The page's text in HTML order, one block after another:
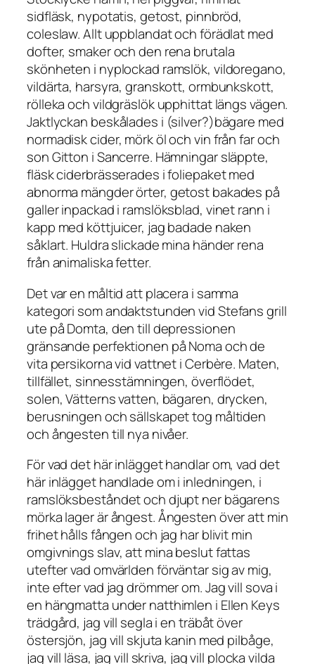
sidfläsk, nypotatis, getost, pinnbröd,
coleslaw. Allt uppblandat och förädlat med
dofter, smaker och den rena brutala
skönheten i nyplockad ramslök, vildoregano,
vildärta, harsyra, granskott, ormbunkskott,
rölleka och vildgräslök upphittat längs vägen.
Jaktlyckan beskålades i (silver?)bägare med
normadisk cider, mörk öl och vin från far och
son Gitton i Sancerre. Hämningar släppte,
fläsk ciderbrässerades i foliepaket med
abnorma mängder örter, getost bakades på
galler inpackad i ramslöksblad, vinet rann i
kapp med köttjuicer, jag badade naken
såklart. Huldra slickade mina händer rena
från animaliska fetter.
Det var en måltid att placera i samma
kategori som andaktstunden vid Stefans grill
ute på Domta, den till depressionen
gränsande perfektionen på Noma och de
vita persikorna vid vattnet i Cerbère. Maten,
tillfället, sinnesstämningen, överflödet,
solen, Vätterns vatten, bägaren, drycken,
berusningen och sällskapet tog måltiden
och ångesten till nya nivåer.
För vad det här inlägget handlar om, vad det
här inlägget handlade om i inledningen, i
ramslöksbeståndet och djupt ner bägarens
mörka lager är ångest. Ångesten över att min
frihet hålls fången och jag har blivit min
omgivnings slav, att mina beslut fattas
utefter vad omvärlden förväntar sig av mig,
inte efter vad jag drömmer om. Jag vill sova i
en hängmatta under natthimlen i Ellen Keys
trädgård, jag vill segla i en träbåt över
östersjön, jag vill skjuta kanin med pilbåge,
jag vill läsa, jag vill skriva, jag vill plocka vilda